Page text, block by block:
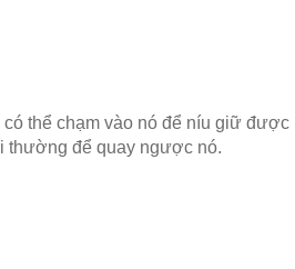
thể chạm vào nó để níu giữ được
thường để quay ngược nó.